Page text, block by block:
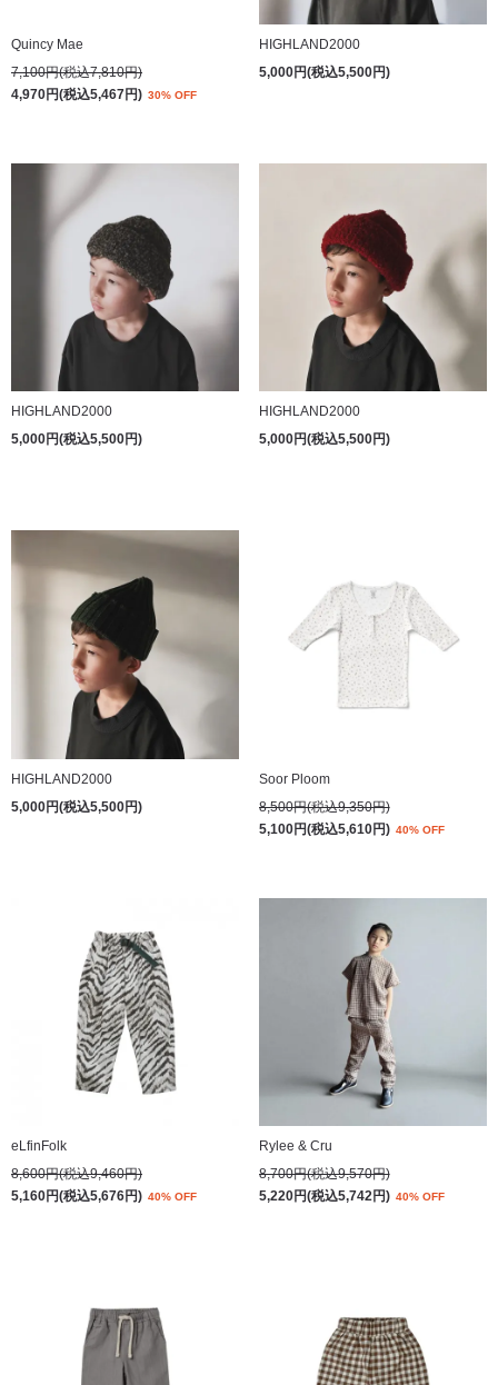
Quincy Mae
7,100円(税込7,810円)
4,970円(税込5,467円) 30% OFF
HIGHLAND2000
5,000円(税込5,500円)
HIGHLAND2000
5,000円(税込5,500円)
HIGHLAND2000
5,000円(税込5,500円)
HIGHLAND2000
5,000円(税込5,500円)
Soor Ploom
8,500円(税込9,350円)
5,100円(税込5,610円) 40% OFF
eLfinFolk
8,600円(税込9,460円)
5,160円(税込5,676円) 40% OFF
Rylee & Cru
8,700円(税込9,570円)
5,220円(税込5,742円) 40% OFF